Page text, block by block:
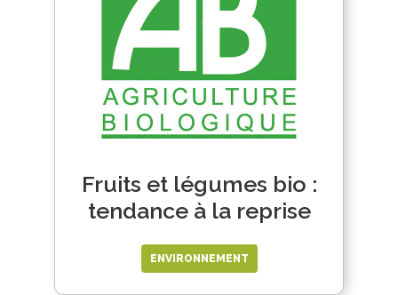
Fruits et légumes bio :
tendance à la reprise
ENVIRONNEMENT